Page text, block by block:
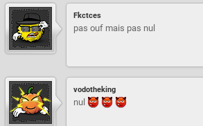
Fkctces
pas ouf mais pas nul
vodotheking
nul